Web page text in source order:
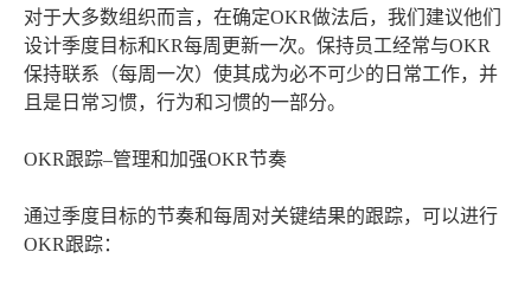
对于大多数组织而言，在确定OKR做法后，我们建议他们
设计季度目标和KR每周更新一次。保持员工经常与OKR
保持联系（每周一次）使其成为必不可少的日常工作，并
且是日常习惯，行为和习惯的一部分。
OKR跟踪–管理和加强OKR节奏
通过季度目标的节奏和每周对关键结果的跟踪，可以进行
OKR跟踪：